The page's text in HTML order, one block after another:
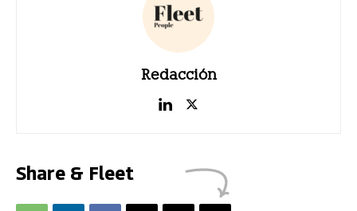
Redacción
Share & Fleet